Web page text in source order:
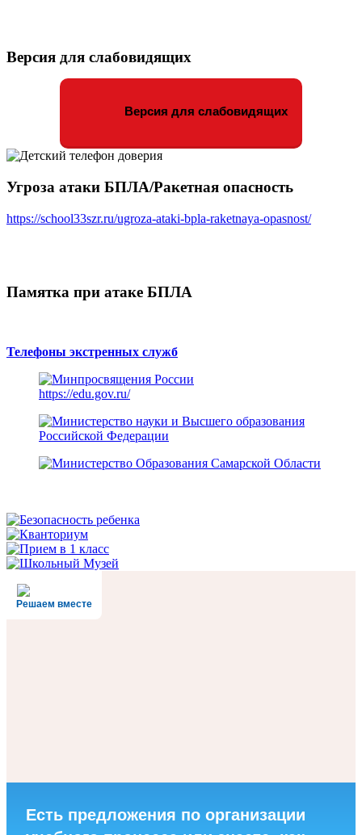
Версия для слабовидящих
Версия для слабовидящих
Угроза атаки БПЛА/Ракетная опасность
https://school33szr.ru/ugroza-ataki-bpla-raketnaya-opasnost/
Памятка при атаке БПЛА
Телефоны экстренных служб
https://edu.gov.ru/
Решаем вместе
Есть предложения по организации